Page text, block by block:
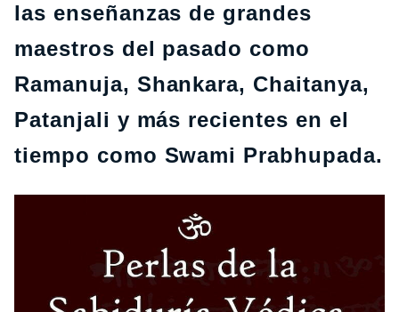
las enseñanzas de grandes
maestros del pasado como
Ramanuja, Shankara, Chaitanya,
Patanjali y más recientes en el
tiempo como Swami Prabhupada.